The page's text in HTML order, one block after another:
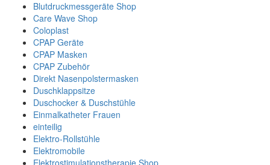
Blutdruckmessgeräte Shop
Care Wave Shop
Coloplast
CPAP Geräte
CPAP Masken
CPAP Zubehör
Direkt Nasenpolstermasken
Duschklappsitze
Duschocker & Duschstühle
Einmalkatheter Frauen
einteilig
Elektro-Rollstühle
Elektromobile
Elektrostimulationstherapie Shop